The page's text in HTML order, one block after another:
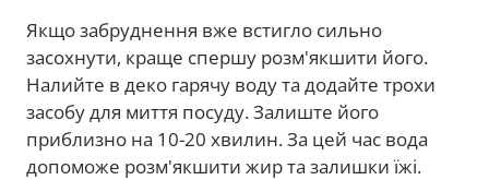
Якщо забруднення вже встигло сильно
засохнути, краще спершу розм'якшити його.
Налийте в деко гарячу воду та додайте трохи
засобу для миття посуду. Залиште його
приблизно на 10-20 хвилин. За цей час вода
допоможе розм'якшити жир та залишки їжі.